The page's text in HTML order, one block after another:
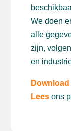
We doen
alle
zijn,
en
Download
Lees ons